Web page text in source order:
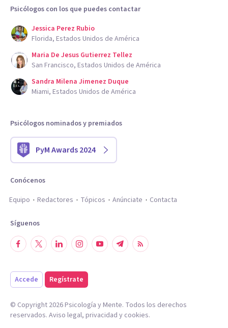
Psicólogos con los que puedes contactar
Jessica Perez Rubio
Florida, Estados Unidos de América
Maria De Jesus Gutierrez Tellez
San Francisco, Estados Unidos de América
Sandra Milena Jimenez Duque
Miami, Estados Unidos de América
Psicólogos nominados y premiados
PyM Awards 2024
Conócenos
Equipo
Redactores Tópicos Anúnciate Contacta
Síguenos
Accede Regístrate
© Copyright 2026Psicología y Mente. Todos los derechos
reservados. Aviso legal, privacidad y cookies.